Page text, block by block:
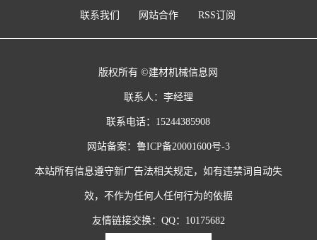
联系我们 网站合作 RSS订阅
版权所有 ©建材机械信息网
联系人：李经理
联系电话：15244385908
网站备案： 鲁ICP备20001600号-3
本站所有信息遵守新广告法相关规定，如有违禁词自动失
效，不作为任何人任何行为的依据
友情链接交换：QQ：10175682